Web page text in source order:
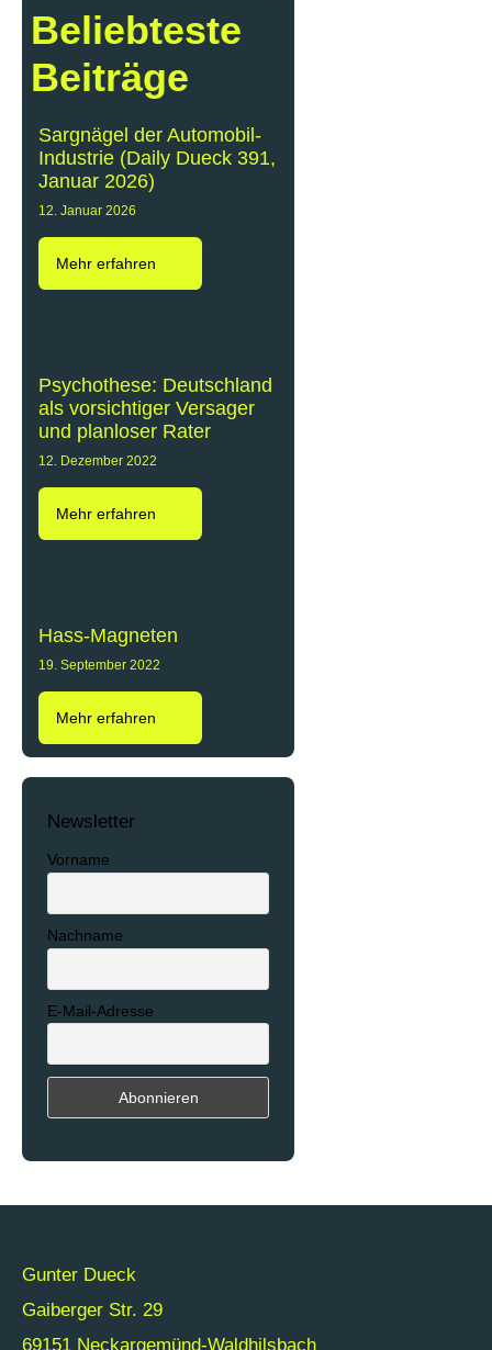
Beliebteste
Beiträge
Sargnägel der Automobil-
Industrie (Daily Dueck 391,
Januar 2026)
12. Januar 2026
Mehr erfahren
Psychothese: Deutschland
als vorsichtiger Versager
und planloser Rater
12. Dezember 2022
Mehr erfahren
Hass-Magneten
19. September 2022
Mehr erfahren
Newsletter
Vorname
Nachname
E-Mail-Adresse
Gunter Dueck
Gaiberger Str. 29
69151 Neckargemünd-Waldhilsbach